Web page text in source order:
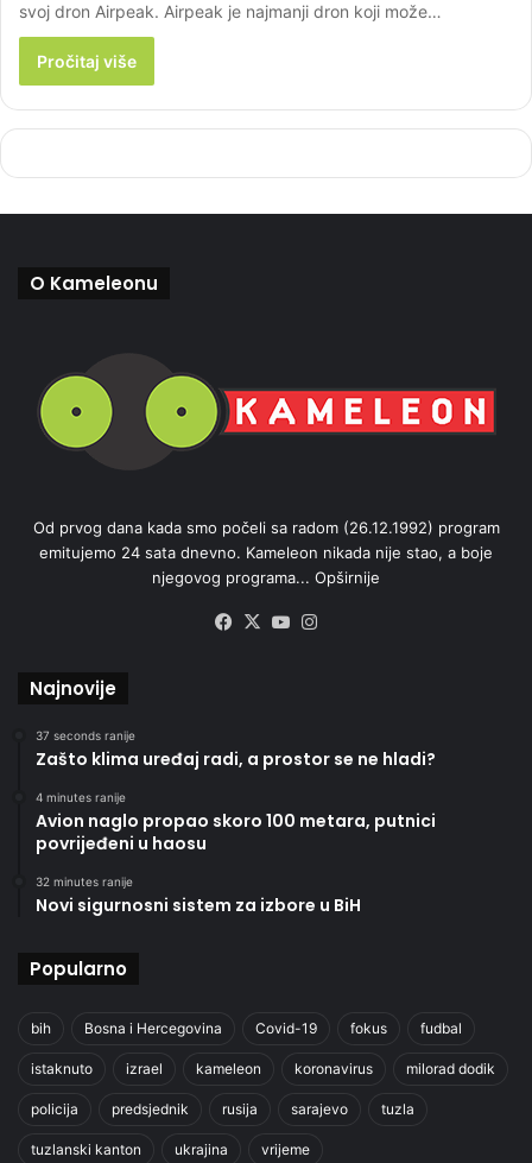
svoj dron Airpeak. Airpeak je najmanji dron koji može…
Pročitaj više
O Kameleonu
Od prvog dana kada smo počeli sa radom (26.12.1992) program
emitujemo 24 sata dnevno. Kameleon nikada nije stao, a boje
njegovog programa... Opširnije
Facebook
X YouTube
Najnovije
37 seconds ranije
Zašto klima uređaj radi, a prostor se ne hladi?
4 minutes ranije
Avion naglo propao skoro 100 metara, putnici
povrijeđeni u haosu
32 minutes ranije
Novi sigurnosni sistem za izbore u BiH
Popularno
bih Bosna i Hercegovina Covid-19 fokus fudbal
istaknuto izrael kameleon koronavirus milorad dodik
policija predsjednik rusija sarajevo tuzla
tuzlanski kanton ukrajina vrijeme